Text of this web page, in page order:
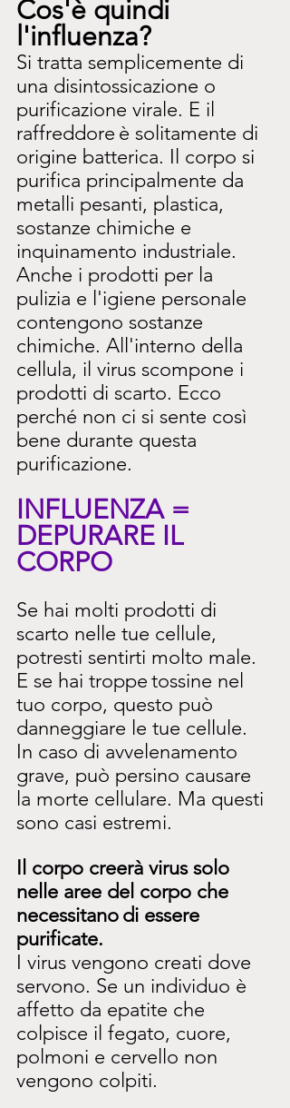
Cos'è quindi
l'influenza?
Si tratta semplicemente di
una disintossicazione o
purificazione virale. E il
raffreddore è solitamente di
origine batterica. Il corpo si
purifica principalmente da
metalli pesanti, plastica,
sostanze chimiche e
inquinamento industriale.
Anche i prodotti per la
pulizia e l'igiene personale
contengono sostanze
chimiche. All'interno della
cellula, il virus scompone i
prodotti di scarto. Ecco
perché non ci si sente così
bene durante questa
purificazione.
INFLUENZA =
DEPURARE IL
CORPO
Se hai molti prodotti di
scarto nelle tue cellule,
potresti sentirti molto male.
E se hai troppetossine nel
tuo corpo, questo può
danneggiare le tue cellule.
In caso di avvelenamento
grave, può persino causare
la morte cellulare. Ma questi
sono casi estremi.
Il corpo creerà virus solo
nelle aree del corpo che
necessitanodi essere
purificate.
I virus vengono creati dove
servono. Se un individuo è
affetto da epatite che
colpisce il fegato, cuore,
polmoni e cervello non
vengono colpiti.